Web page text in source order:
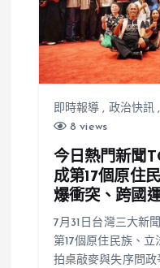
即時報導 , 政治快訊 ,
8 views
今日熱門新聞
成第17個原住
爆衝突、跨國
7月31日台灣三大新
第17個原住民族、
拍桌敲麥與失序問